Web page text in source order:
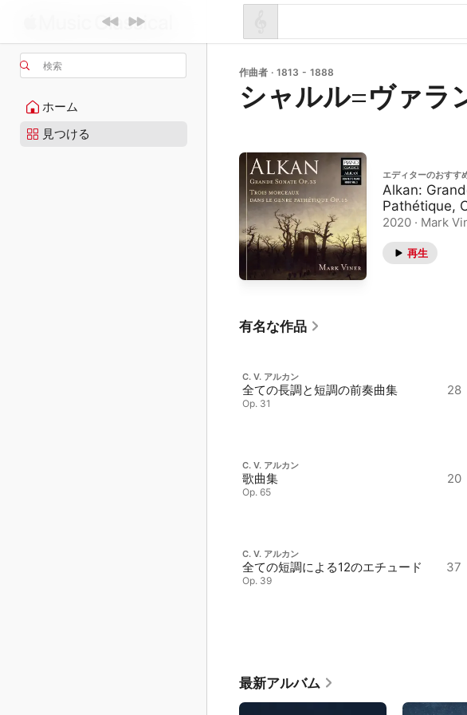
検索
ホーム
見つける
作曲者 · 1813 - 1888
シャルル=ヴァラ
エディターのおすす
Alkan:
Pathétique,
2020 · Mark
再生
有名な作品
C. V. アルカン
全ての長調と短調の前奏曲集
Op. 31
28
C. V. アルカン
歌曲集
Op. 65
20
C. V. アルカン
全ての短調による12のエチュード
Op. 39
37
最新アルバム